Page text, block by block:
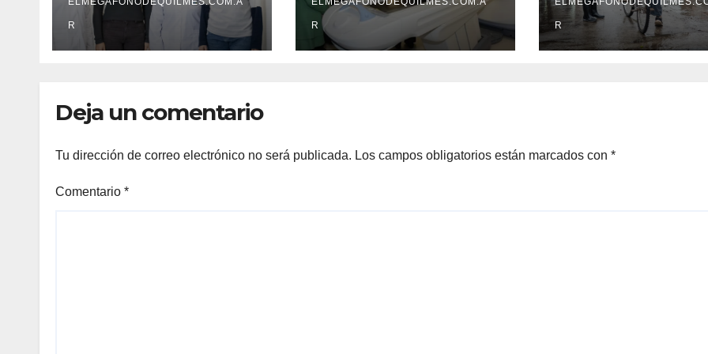
estudio pionero
sobre el
envejecimiento
R
Sociedad atrapada
en la grieta
R
en 24 horas.
R
Deja un comentario
Tu dirección de correo electrónico no será publicada. Los campos obligatorios están marcados con *
Comentario *